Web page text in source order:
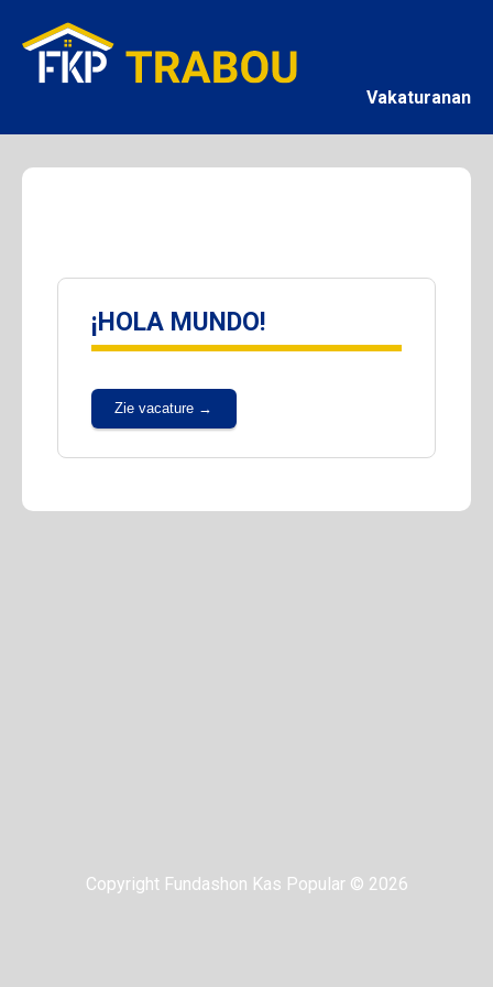
Vakaturanan
¡HOLA MUNDO!
Zie vacature →
Copyright Fundashon Kas Popular © 2026